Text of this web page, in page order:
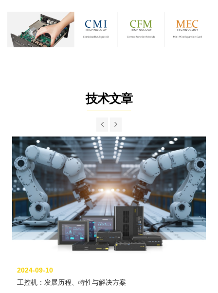
技术文章
2024-09-10
工控机：发展历程、特性与解决方案